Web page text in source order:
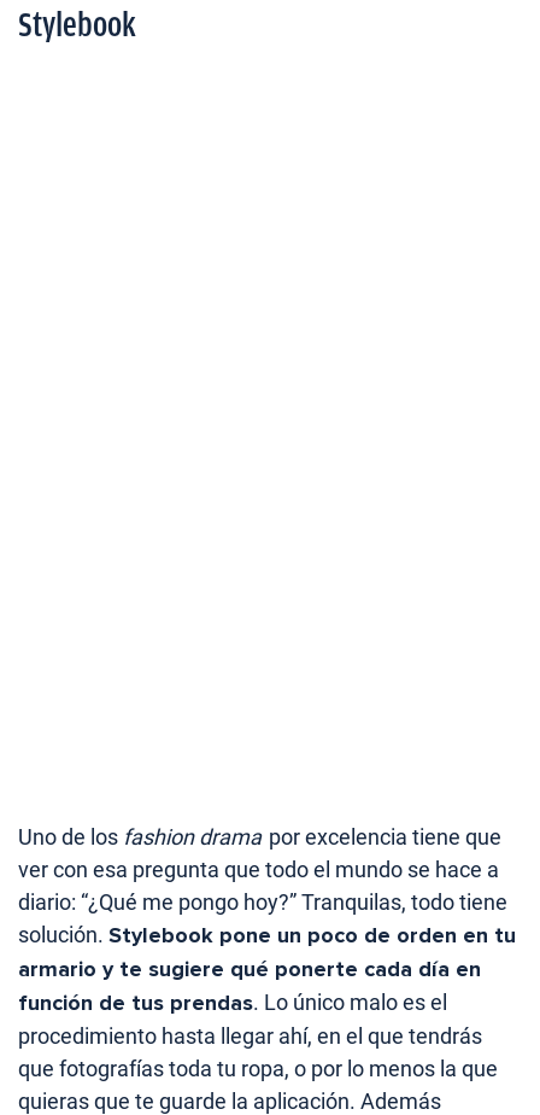
Stylebook
Uno de los fashion drama por excelencia tiene que
ver con esa pregunta que todo el mundo se hace a
diario: “¿Qué me pongo hoy?” Tranquilas, todo tiene
solución. Stylebook pone un poco de orden en tu
armario y te sugiere qué ponerte cada día en
función de tus prendas. Lo único malo es el
procedimiento hasta llegar ahí, en el que tendrás
que fotografías toda tu ropa, o por lo menos la que
quieras que te guarde la aplicación. Además